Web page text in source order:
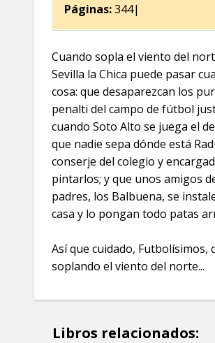
Páginas:344|
Cuando sopla el viento del
Sevilla la Chica puede pasar
cosa: que desaparezcan los
penalti del campo de fútbol
cuando Soto Alto se juega el
que nadie sepa dónde está
conserje del colegio y
pintarlos; y que unos amigos
padres, los Balbuena, se
casa y lo pongan todo patas
Así que cuidado, Futbolísimos,
soplando el viento del norte...
Libros relacionados: